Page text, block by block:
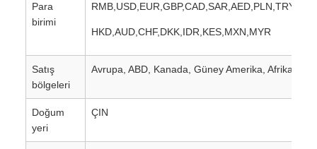
Para
birimi
HKD,AUD,CHF,DKK,IDR,KES,MXN,MYR
Satış
bölgeleri
Avrupa, ABD, Kanada, Güney Amerika, Afrika,
Doğum
yeri
ÇIN